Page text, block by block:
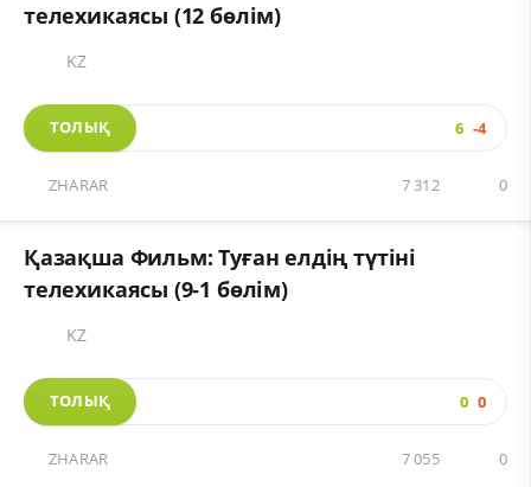
телехикаясы (12 бөлім)
KZ
ТОЛЫҚ 6 -4
ZHARAR 0
7 312
Қазақша Фильм: Туған елдің түтіні
телехикаясы (9-1 бөлім)
KZ
ТОЛЫҚ 0 0
ZHARAR 0
7 055